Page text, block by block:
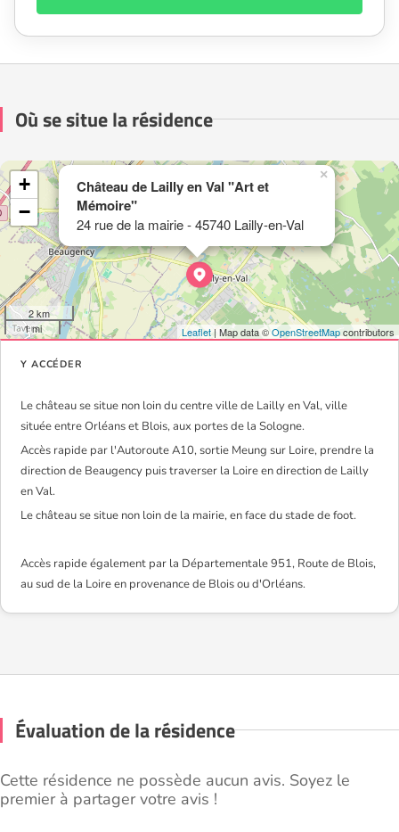
Où se situe la résidence
Château de Lailly en Val "Art et
Mémoire"
24 rue de la mairie - 45740 Lailly-en-Val
×
+
−
2 km
1 mi
Leaflet | Map data ©OpenStreetMapcontributors
Y ACCÉDER
Le château se situe non loin du centre ville de Lailly en Val, ville
située entre Orléans et Blois, aux portes de la Sologne.
Accès rapide par l'Autoroute A10, sortie Meung sur Loire, prendre la
direction de Beaugency puis traverser la Loire en direction de Lailly
en Val.
Le château se situe non loin de la mairie, en face du stade de foot.
Accès rapide également par la Départementale 951, Route de Blois,
au sud de la Loire en provenance de Blois ou d'Orléans.
Évaluation de la résidence
Cette résidence ne possède aucun avis. Soyez le
premier à partager votre avis !